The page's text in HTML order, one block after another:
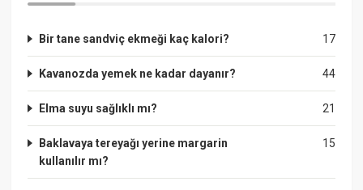
17
Bir tane sandviç ekmeği kaç kalori?
44
Kavanozda yemek ne kadar dayanır?
21
Elma suyu sağlıklı mı?
15
Baklavaya tereyağı yerine margarin
kullanılır mı?